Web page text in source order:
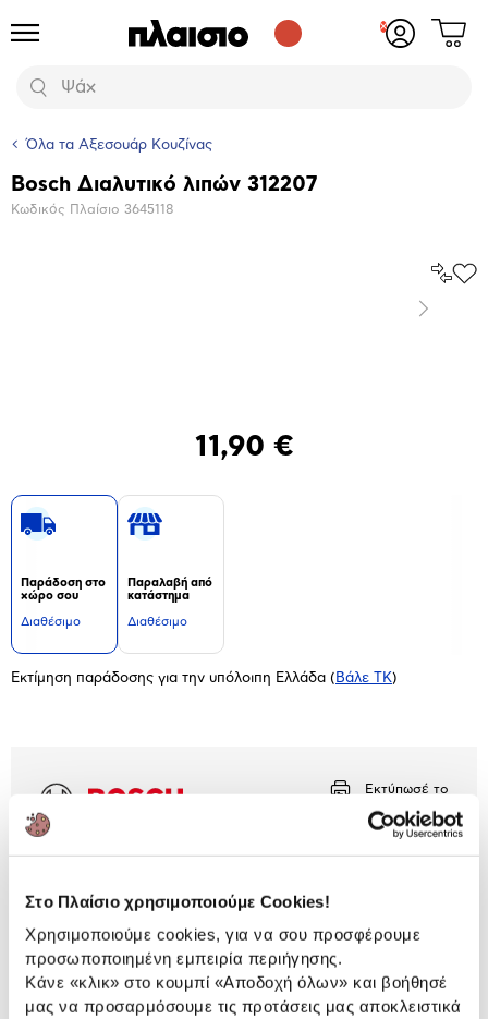
Στο Πλαίσιο χρησιμοποιούμε Cookies!
Χρησιμοποιούμε cookies, για να σου προσφέρουμε
προσωποποιημένη εμπειρία περιήγησης.
Κάνε «κλικ» στο κουμπί «Αποδοχή όλων» και βοήθησέ
μας να προσαρμόσουμε τις προτάσεις μας αποκλειστικά
Προϊόντα
Αναζήτηση
Δες
Όλα τα Αξεσουάρ Κουζίνας
Βασικά
Bosch Διαλυτικό λιπών 312207
Κωδικός Πλαίσιο 3645118
Επόμενο
11,90 €
Παράδοση στο
χώρο σου
Διαθέσιμο
Παραλαβή από
κατάστημα
Διαθέσιμο
Εκτίμηση παράδοσης για την υπόλοιπη Ελλάδα ( Βάλε ΤΚ)
Εκτύπωσέ το
αποτελεσματικό καθαρισμό από τα λίπη και τα
υπολείμματα των φαγητών, στις επιφάνειες της
κουζίνας αλλά και στους απορροφητήρες.